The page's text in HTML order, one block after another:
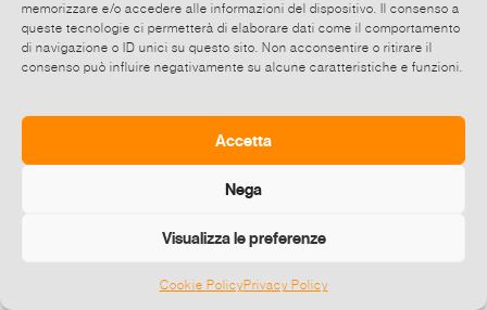
memorizzare e/o accedere alle informazioni del dispositivo. Il consenso a
queste tecnologie ci permetterà di elaborare dati come il comportamento
di navigazione o ID unici su questo sito. Non acconsentire o ritirare il
consenso può influire negativamente su alcune caratteristiche e funzioni.
Accetta
Nega
Visualizza le preferenze
Cookie PolicyPrivacy Policy
©2026 E-zine